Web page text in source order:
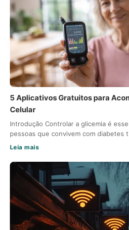
5 Aplicativos Gratuitos para
Celular
Introdução Controlar a glicemia é
pessoas que convivem com diabetes
Leia mais